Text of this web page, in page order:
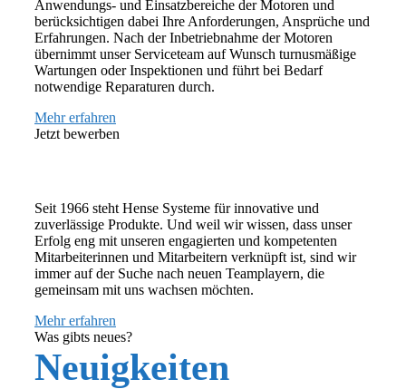
Anwendungs- und Einsatzbereiche der Motoren und
berücksichtigen dabei Ihre Anforderungen, Ansprüche und
Erfahrungen. Nach der Inbetriebnahme der Motoren
übernimmt unser Serviceteam auf Wunsch turnusmäßige
Wartungen oder Inspektionen und führt bei Bedarf
notwendige Reparaturen durch.
Mehr erfahren
Jetzt bewerben
Seit 1966 steht Hense Systeme für innovative und
zuverlässige Produkte. Und weil wir wissen, dass unser
Erfolg eng mit unseren engagierten und kompetenten
Mitarbeiterinnen und Mitarbeitern verknüpft ist, sind wir
immer auf der Suche nach neuen Teamplayern, die
gemeinsam mit uns wachsen möchten.
Mehr erfahren
Neuigkeiten
Was gibts neues?